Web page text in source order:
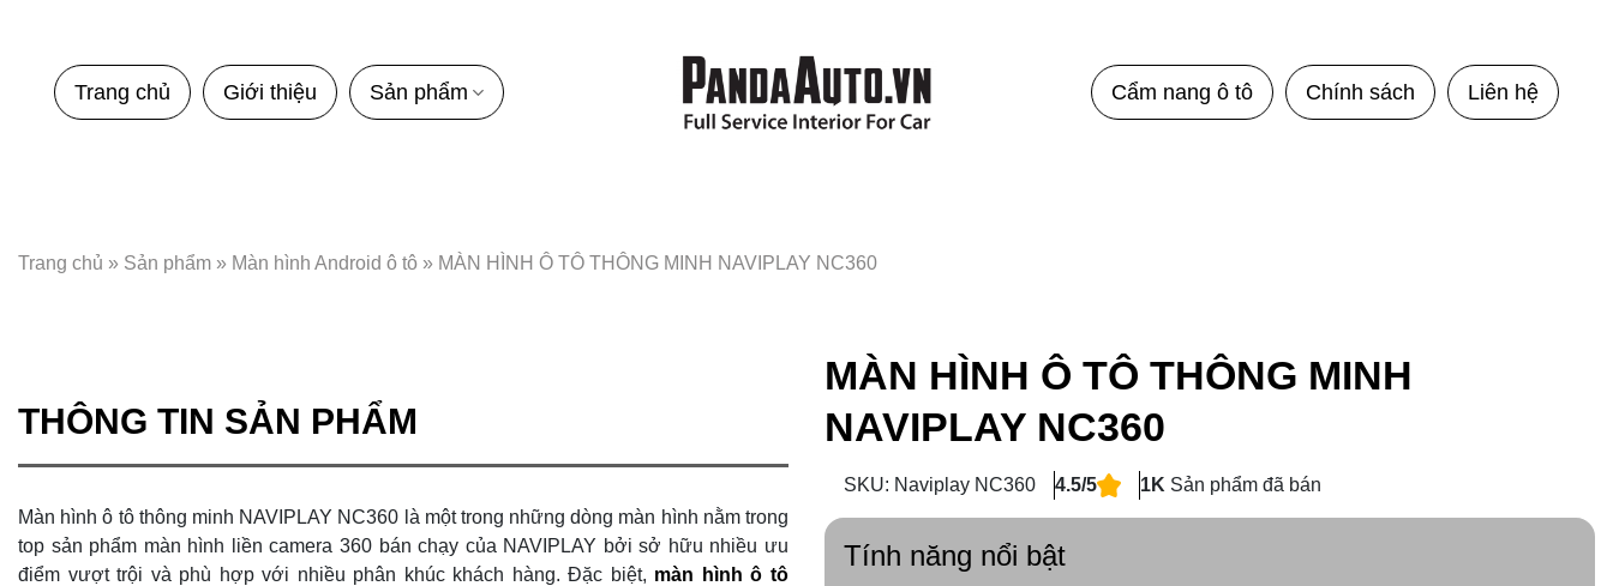
Trang chủ Giới thiệu Sản phẩm Cẩm nang ô tô Chính sách Liên hệ
Trang chủ » Sản phẩm » Màn hình Android ô tô » MÀN HÌNH Ô TÔ THÔNG MINH NAVIPLAY NC360
THÔNG TIN SẢN PHẨM
Màn hình ô tô thông minh NAVIPLAY NC360 là một trong những dòng màn hình nằm trong
top sản phẩm màn hình liền camera 360 bán chạy của NAVIPLAY bởi sở hữu nhiều ưu
điểm vượt trội và phù hợp với nhiều phân khúc khách hàng. Đặc biệt, màn hình ô tô
MÀN HÌNH Ô TÔ THÔNG MINH
NAVIPLAY NC360
SKU: Naviplay NC360 4.5/5 1K Sản phẩm đã bán
Tính năng nổi bật